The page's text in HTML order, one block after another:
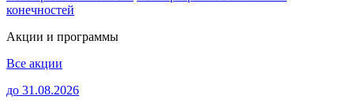
конечностей
Акции и программы
Все акции
до 31.08.2026